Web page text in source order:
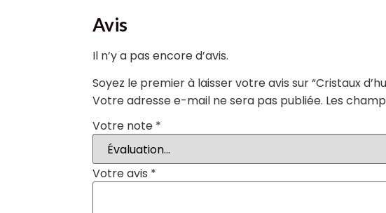
Avis
Il n’y a pas encore d’avis.
Soyez le premier à laisser votre avis sur “Cristaux
Votre adresse e-mail ne sera pas publiée. Les
Votre note *
Votre avis *